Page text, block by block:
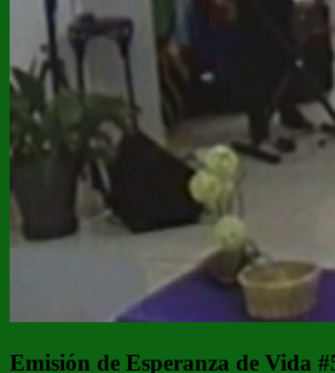
Emisión de Esperanza de Vida